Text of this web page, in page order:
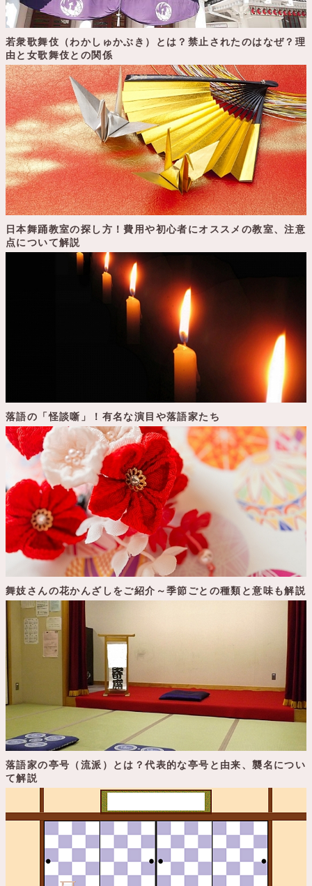
若衆歌舞伎（わかしゅかぶき）とは？禁止されたのはなぜ？理
由と女歌舞伎との関係
日本舞踊教室の探し方！費用や初心者にオススメの教室、注意
点について解説
落語の「怪談噺」！有名な演目や落語家たち
舞妓さんの花かんざしをご紹介～季節ごとの種類と意味も解説
落語家の亭号（流派）とは？代表的な亭号と由来、襲名につい
て解説